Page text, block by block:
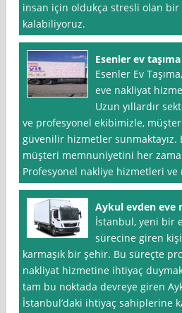
insan için oldukça stresli olan bir
kalabiliyoruz.
Esenler ev taşıma
Esenler Ev
eve nakliyat
Uzun yıllardır
ve profesyonel ekibimizle,
güvenilir hizmetler sunmaktayız.
müşteri memnuniyetini her
Profesyonel nakliye hizmetleri
Aykul evden eve
İstanbul, yeni bir
sürecine giren
karmaşık bir şehir. Bu süreçte
nakliyat hizmetine ihtiyaç
tam bu noktada devreye giren
İstanbul’daki ihtiyaç sahiplerine